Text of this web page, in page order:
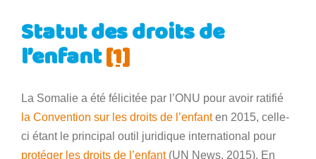
Statut des droits de
l’enfant[1]
La Somalie a été félicitée par l’ONU pour avoir ratifié
la Convention sur les droits de l’enfanten 2015, celle-
ci étant le principal outil juridique international pour
protéger les droits de l’enfant (UN News, 2015). En